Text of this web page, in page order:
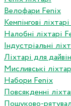
Велофари Fenix
Кемпінгові
Налобні ліхтарі
Індустріальні
Ліхтарі для
Мисливські
Набори Fenix
Повсякденні